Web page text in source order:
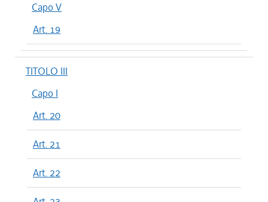
Capo V
Art. 19
TITOLO III
Capo I
Art. 20
Art. 21
Art. 22